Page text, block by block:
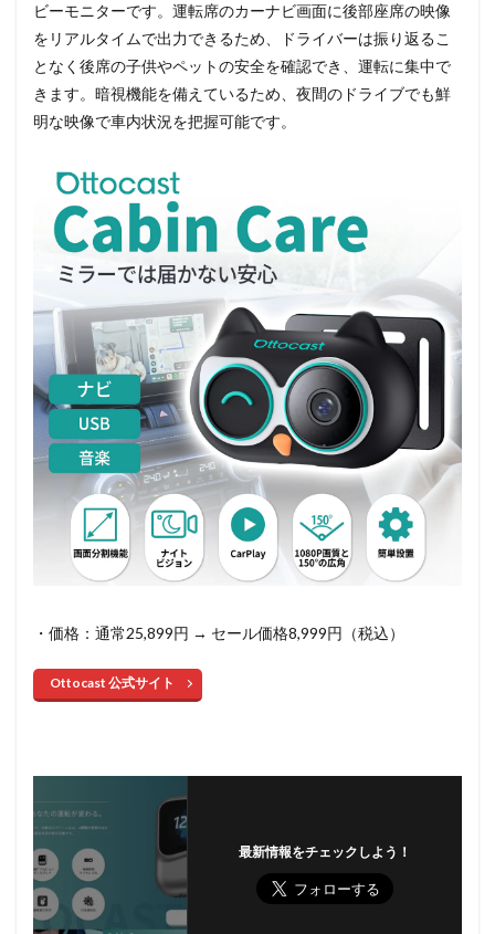
ビーモニターです。運転席のカーナビ画面に後部座席の映像
をリアルタイムで出力できるため、ドライバーは振り返るこ
となく後席の子供やペットの安全を確認でき、運転に集中で
きます。暗視機能を備えているため、夜間のドライブでも鮮
明な映像で車内状況を把握可能です。
・価格：通常25,899円 → セール価格8,999円（税込）
Ottocast 公式サイト
最新情報をチェックしよう！